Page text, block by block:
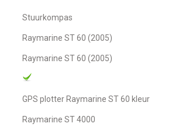
Stuurkompas
Raymarine ST 60 (2005)
Raymarine ST 60 (2005)
GPS plotter Raymarine ST 60 kleur
Raymarine ST 4000